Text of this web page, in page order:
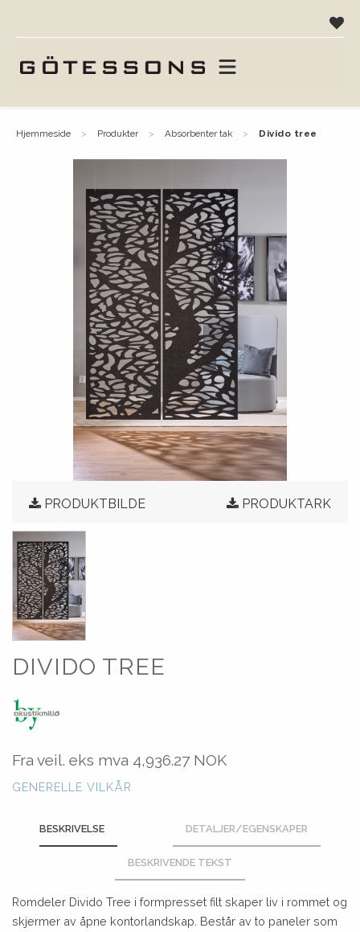
hjemmeside produkter absorbenter tak divido tree
PRODUKTBILDE PRODUKTARK
DIVIDO TREE
Fra veil. eks mva 4,936.27 NOK
GENERELLE VILKÅR
BESKRIVELSE DETALJER/EGENSKAPER
BESKRIVENDE TEKST
Romdeler Divido Tree i formpresset filt skaper liv i rommet og
skjermer av åpne kontorlandskap. Består av to paneler som